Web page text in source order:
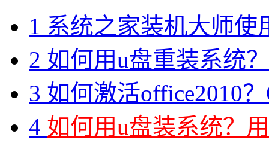
1 系统之家装机大师使
2 如何用u盘重装系统
3 如何激活office2010
4 如何用u盘装系统？